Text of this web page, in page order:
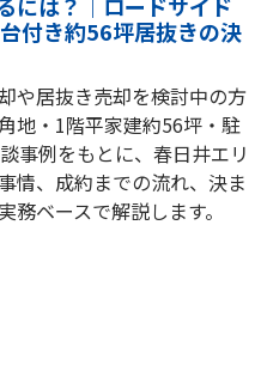
付き約56坪居抜きの決
や居抜き売却を検討中の方
地・1階平家建約56坪・駐
事例をもとに、春日井エリ
情、成約までの流れ、決ま
務ベースで解説します。